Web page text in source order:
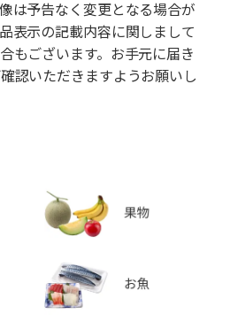
は予告なく変更となる場合が
表示の記載内容に関しまして
もございます。お手元に届き
認いただきますようお願いし